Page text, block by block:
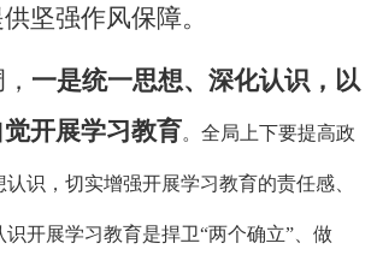
坚强作风保障。
一是统一思想、深化认识，以
开展学习教育。全局上下要提高政
识，切实增强开展学习教育的责任感、
识开展学习教育是捍卫“两个确立”、做